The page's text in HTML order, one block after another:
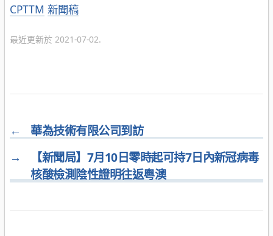
分
CPTTM 新聞稿
最近更新於 2021-07-02.
←
華為技術有限公司到訪
→
【新聞局】7月10日零時起可持7日內新冠病毒
核酸檢測陰性證明往返粵澳